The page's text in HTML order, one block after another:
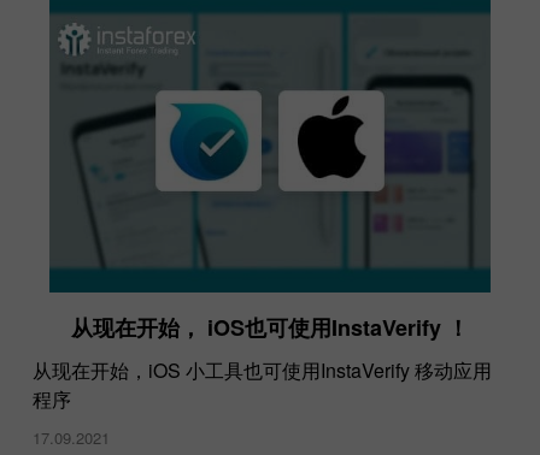
从现在开始， iOS也可使用InstaVerify ！
从现在开始，iOS 小工具也可使用InstaVerify 移动应用
程序
17.09.2021